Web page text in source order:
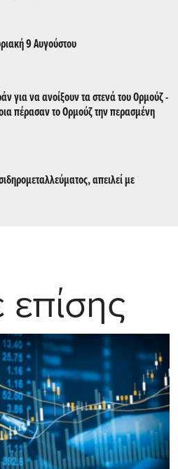
9 Αυγούστου
για να ανοίξουν τα στενά του Ορμούζ -
πέρασαν το Ορμούζ την περασμένη
απειλεί με
επίσης